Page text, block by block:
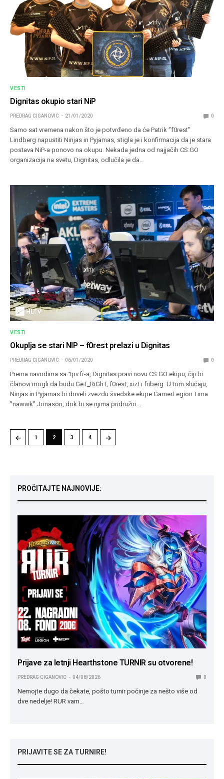
VESTI
Dignitas okupio stari NiP
PREDRAG CIGANOVIC 21/01/2020 0
Samo sat vremena nakon što je potvrđeno da će Patrik ”f0rest”
Lindberg napustiti Ninjas in Pyjamas, stigla je i konfirmacija da je stara
postava NiP-a ponovo na okupu. Nekada jedna od najjačih CS:GO
organizacija na svetu, Dignitas, odlučila je da…
VESTI
Okuplja se stari NIP – f0rest prelazi u Dignitas
PREDRAG CIGANOVIC 06/01/2020 0
Prema navodima sa 1pv.fr-a, Dignitas pravi novu CS:GO ekipu, čiji bi
članovi mogli da budu GeT_RiGhT, f0rest, xizt i friberg. U tom slućaju,
Ninjas in Pyjamas bi doveli zvezdu švedske ekipe GamerLegion Tima
”nawwk” Jonason, dok bi se njima pridružio…
← 1 2 3 4 →
PROČITAJTE NAJNOVIJE:
Prijave za letnji Hearthstone TURNIR su otvorene!
PREDRAG CIGANOVIC 04/08/2026 0
Nemojte dugo da čekate, pošto turnir počinje za nešto više od
dve nedelje! RUR vam…
PRIJAVITE SE ZA TURNIRE!